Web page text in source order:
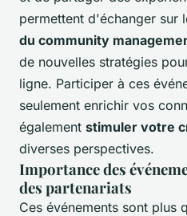
permettent d'échanger sur
du community
de nouvelles stratégies
ligne. Participer à ces
seulement enrichir vos
également stimuler votre
diverses perspectives.
Importance des
des partenariats
Ces événements sont plus